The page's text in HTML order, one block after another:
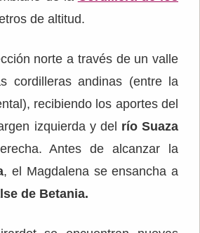
de altitud.
norte a través de un valle
cordilleras andinas (entre la
recibiendo los aportes del
izquierda y del río Suaza
Antes de alcanzar la
, el Magdalena se ensancha a
de Betania.